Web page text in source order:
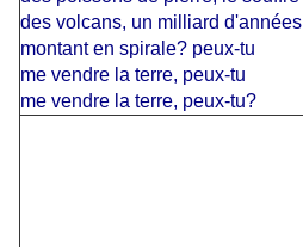
des volcans, un milliard d'années
montant en spirale? peux-tu
me vendre la terre, peux-tu
me vendre la terre, peux-tu?